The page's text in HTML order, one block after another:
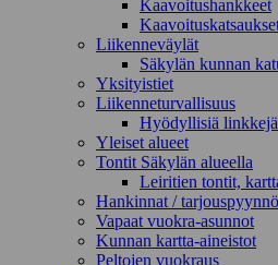
Kaavoitushankkeet
Liikenneväylät
Säkylän kunnan
Yksityistiet
Liikenneturvallisuus
Hyödyllisiä linkkejä
Yleiset alueet
Tontit Säkylän alueella
Leiritien tontit,
Hankinnat /
Vapaat vuokra-asunnot
Kunnan kartta-aineistot
Peltojen vuokraus